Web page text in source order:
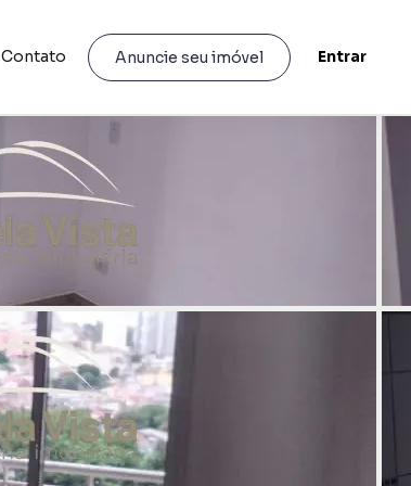
Contato Anuncie seu imóvel Entrar